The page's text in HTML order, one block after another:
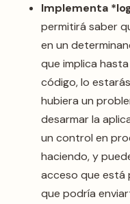
Implementa
permitirá saber
en un
que implica
código, lo
hubiera un
desarmar la
un control en
haciendo, y
acceso que está
que podría